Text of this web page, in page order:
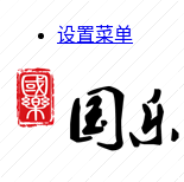
设置菜单